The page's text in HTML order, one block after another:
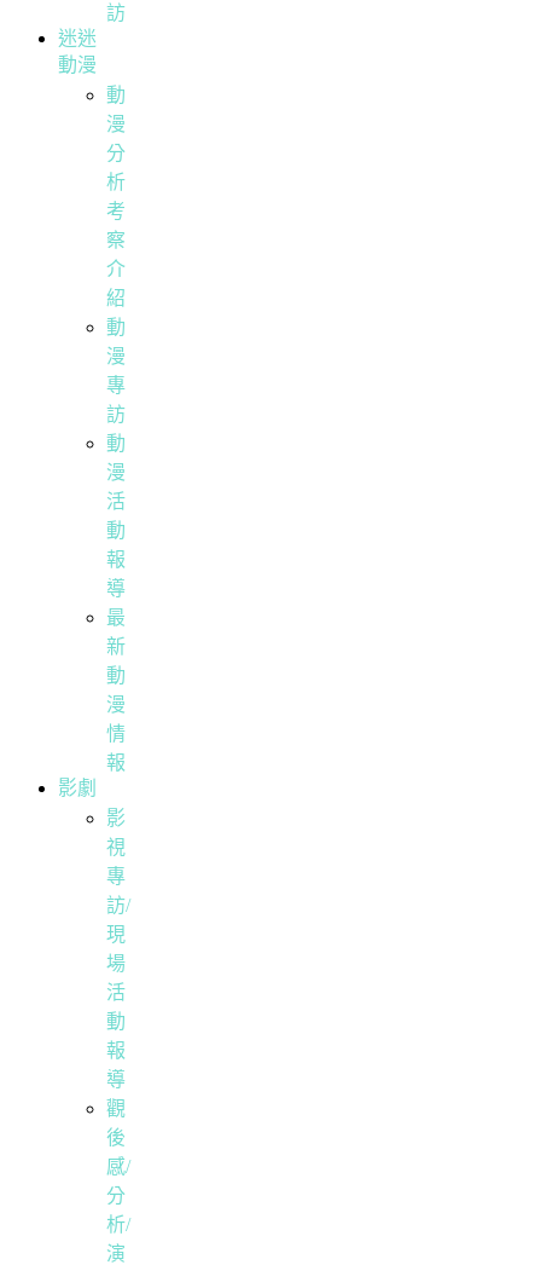
訪
迷迷
動漫
動
漫
分
析
考
察
介
紹
動
漫
專
訪
動
漫
活
動
報
導
最
新
動
漫
情
報
影劇
影
視
專
訪/
現
場
活
動
報
導
觀
後
感/
分
析/
演